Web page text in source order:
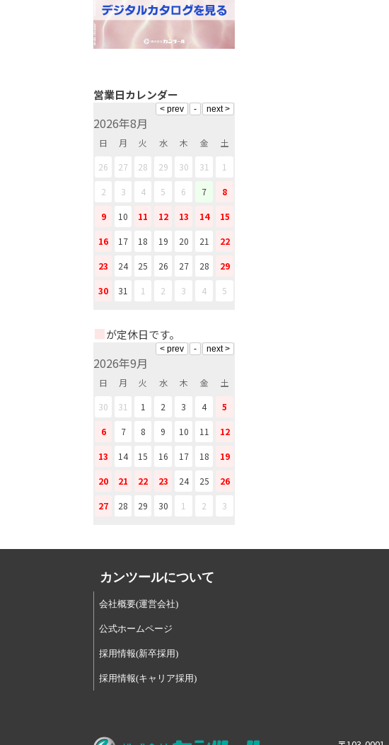
営業日カレンダー
2026年8月
日 月 火 水 木 金
土
26
27 28 29 30 31 1
2 3 4 5 6 7 8
9 10 11 12 13 14 15
16 17 18 19 20 21 22
23 24 25 26 27 28 29
30 31 1 2 3 4 5
■が定休日です。
2026年9月
日 月 火 水 木 金
土
30
31 1 2 3 4 5
6 7 8 9 10 11 12
13 14 15 16 17 18 19
20 21 22 23 24 25 26
27 28 29 30 1 2 3
カンツールについて
会社概要(運営会社)
公式ホームページ
採用情報(新卒採用)
採用情報(キャリア採用)